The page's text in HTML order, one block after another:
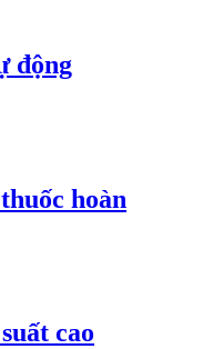
động
hoàn
cao